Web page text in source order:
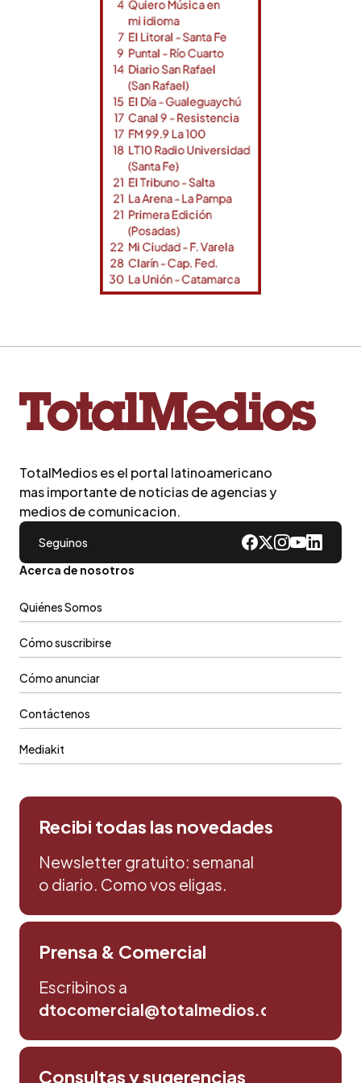
TotalMedios es el portal latinoamericano
mas importante de noticias de agencias y
medios de comunicacion.
Seguinos
Acerca de nosotros
Quiénes Somos
Cómo suscribirse
Cómo anunciar
Contáctenos
Mediakit
Recibi todas las novedades
Newsletter gratuito: semanal
o diario. Como vos eligas.
Prensa & Comercial
Escribinos a
dtocomercial@totalmedios.com
Consultas y sugerencias